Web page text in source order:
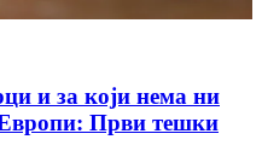
и за који нема ни
Први тешки